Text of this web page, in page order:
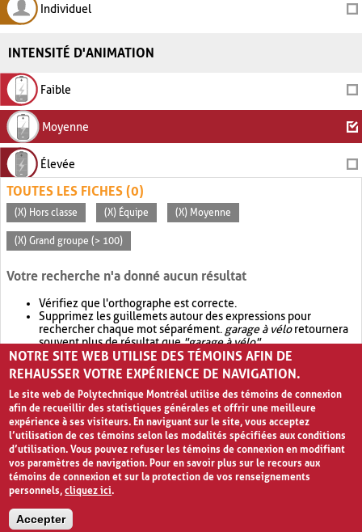
Individuel
INTENSITÉ D'ANIMATION
Faible
Moyenne
Élevée
TOUTES LES FICHES (0)
(X) Hors classe (X) Équipe (X) Moyenne
(X) Grand groupe (> 100)
Votre recherche n'a donné aucun résultat
Vérifiez que l'orthographe est correcte.
Supprimez les guillemets autour des expressions pour
rechercher chaque mot séparément. garage à véloretournera
souvent plus de résultat que"garage à vélo".
Envisagez d'élargir votre recherche avec OR.garage OR vélo
retournera souvent plus de résultat quegarage à vélo
NOTRE SITE WEB UTILISE DES TÉMOINS AFIN DE
REHAUSSER VOTRE EXPÉRIENCE DE NAVIGATION.
Le site web de Polytechnique Montréal utilise des témoins de connexion
afin de recueillir des statistiques générales et offrir une meilleure
expérience à ses visiteurs. En naviguant sur le site, vous acceptez
l’utilisation de ces témoins selon les modalités spécifiées aux conditions
d’utilisation. Vous pouvez refuser les témoins de connexion en modifiant
vos paramètres de navigation. Pour en savoir plus sur le recours aux
témoins de connexion et sur la protection de vos renseignements
personnels,cliquez ici.
Accepter